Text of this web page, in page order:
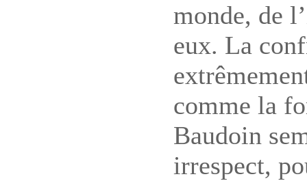
monde, de
eux. La
comme la
Baudoin
irrespect,